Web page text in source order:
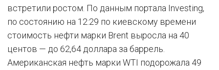
встретили ростом. По данным портала Investing,
по состоянию на 12:29 по киевскому времени
стоимость нефти марки Brent выросла на 40
центов — до 62,64 доллара за баррель.
Американская нефть марки WTI подорожала 49